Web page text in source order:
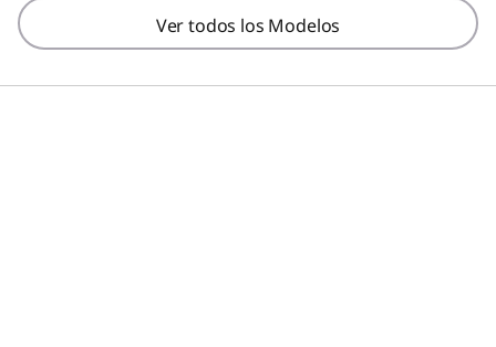
Ver todos los Modelos